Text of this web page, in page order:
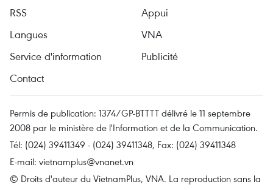
RSS
Appui
Langues
VNA
Service d'information
Publicité
Contact
Permis de publication: 1374/GP-BTTTT délivré le 11 septembre
2008 par le ministère de l'Information et de la Communication.
Tél: (024) 39411349 - (024) 39411348, Fax: (024) 39411348
E-mail: vietnamplus@vnanet.vn
© Droits d'auteur du VietnamPlus, VNA. La reproduction sans la